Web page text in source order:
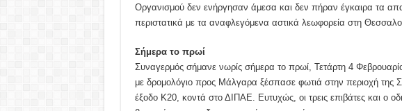
Οργανισμού δεν ενήργησαν άμεσα και δεν πήραν έγκαιρα τα
περιστατικά με τα αναφλεγόμενα αστικά λεωφορεία στη
Σήμερα το πρωί
Συναγερμός σήμανε νωρίς σήμερα το πρωί, Τετάρτη 4
με δρομολόγιο προς Μάλγαρα ξέσπασε φωτιά στην περιοχή της
έξοδο Κ20, κοντά στο ΔΙΠΑΕ. Ευτυχώς, οι τρεις επιβάτες και ο